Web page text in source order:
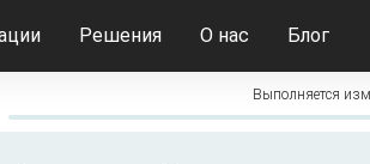
Решения О нас Блог
Выполняется